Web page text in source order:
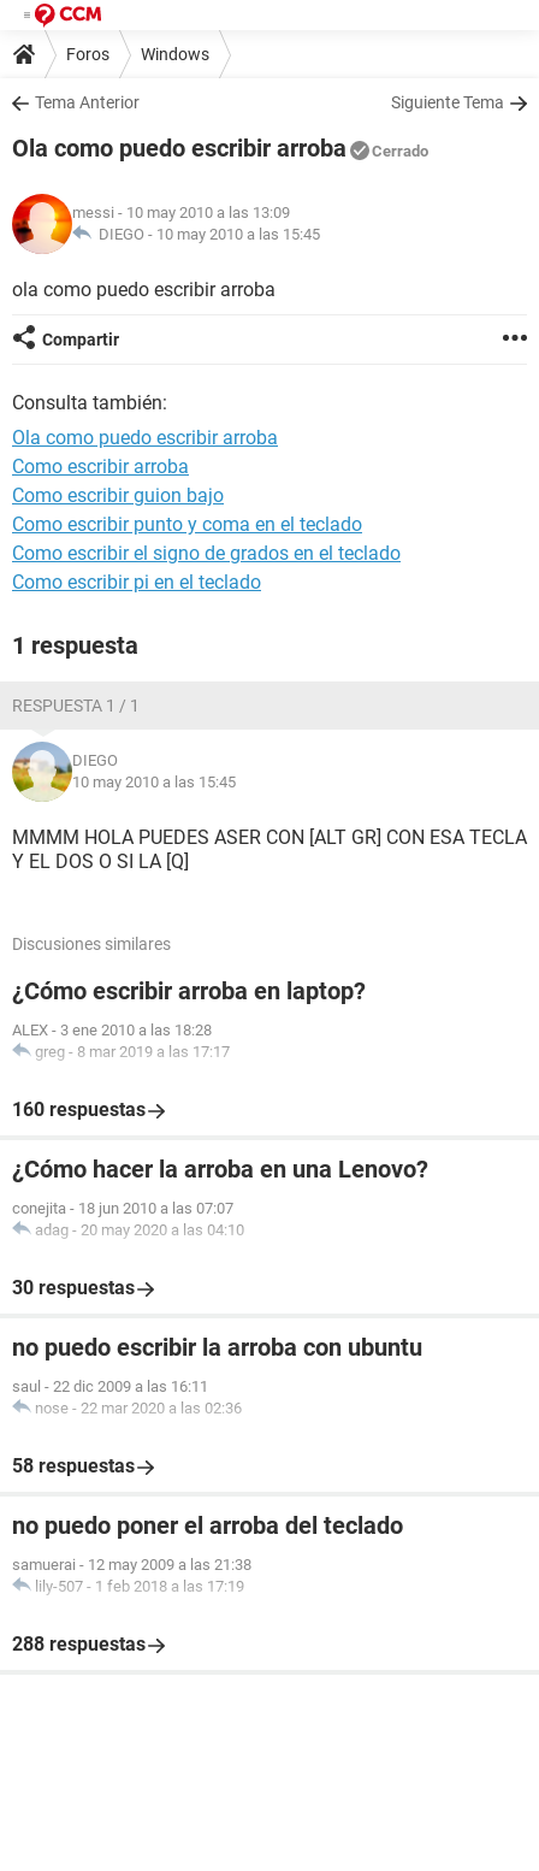
Foros Windows
Tema Anterior Siguiente Tema
Ola como puedo escribir arroba Cerrado
messi - 10 may 2010 a las 13:09
DIEGO - 10 may 2010 a las 15:45
ola como puedo escribir arroba
Compartir
Consulta también:
Ola como puedo escribir arroba
Como escribir arroba
Como escribir guion bajo
Como escribir punto y coma en el teclado
Como escribir el signo de grados en el teclado
Como escribir pi en el teclado
1 respuesta
RESPUESTA 1 / 1
DIEGO
10 may 2010 a las 15:45
MMMM HOLA PUEDES ASER CON [ALT GR] CON ESA TECLA
Y EL DOS O SI LA [Q]
Discusiones similares
¿Cómo escribir arroba en laptop?
ALEX - 3 ene 2010 a las 18:28
greg - 8 mar 2019 a las 17:17
160 respuestas
¿Cómo hacer la arroba en una Lenovo?
conejita - 18 jun 2010 a las 07:07
adag - 20 may 2020 a las 04:10
30 respuestas
no puedo escribir la arroba con ubuntu
saul - 22 dic 2009 a las 16:11
nose - 22 mar 2020 a las 02:36
58 respuestas
no puedo poner el arroba del teclado
samuerai - 12 may 2009 a las 21:38
lily-507 - 1 feb 2018 a las 17:19
288 respuestas